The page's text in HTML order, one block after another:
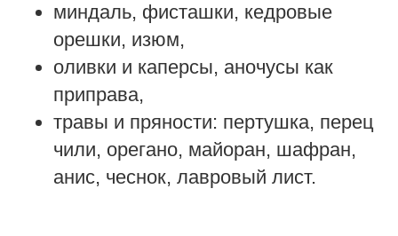
миндаль, фисташки, кедровые
орешки, изюм,
оливки и каперсы, аночусы как
приправа,
травы и пряности: пертушка, перец
чили, орегано, майоран, шафран,
анис, чеснок, лавровый лист.